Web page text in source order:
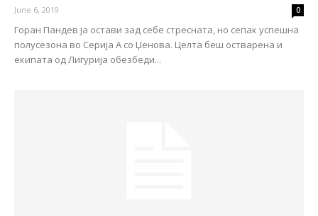
June 6, 2019 0
Горан Пандев ја остави зад себе стресната, но сепак успешна
полусезона во Серија А со Џенова. Целта беш остварена и
екипата од Лигурија обезбеди...